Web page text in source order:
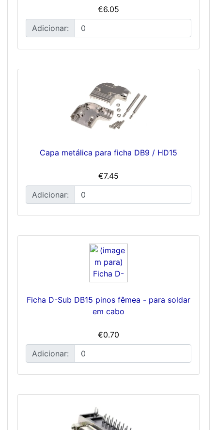
€6.05
Adicionar:
Capa metálica para ficha DB9 / HD15
€7.45
Adicionar:
Ficha D-Sub DB15 pinos fêmea - para soldar
em cabo
€0.70
Adicionar: